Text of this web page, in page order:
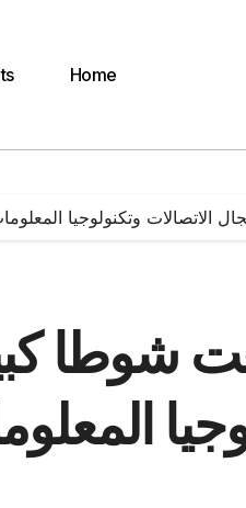
Home
وتكنولوجيا
شوطا